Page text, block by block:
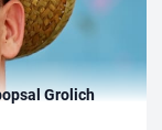
Grolich